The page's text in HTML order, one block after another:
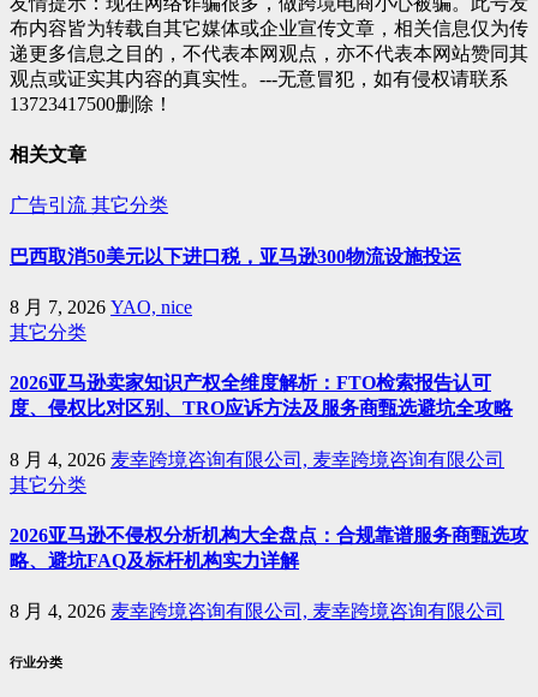
布内容皆为转载自其它媒体或企业宣传文章，相关信息仅为传
递更多信息之目的，不代表本网观点，亦不代表本网站赞同其
观点或证实其内容的真实性。---无意冒犯，如有侵权请联系
13723417500删除！
相关文章
广告引流 其它分类
巴西取消50美元以下进口税，亚马逊300物流设施投运
8 月 7, 2026 YAO, nice
其它分类
2026亚马逊卖家知识产权全维度解析：FTO检索报告认可
度、侵权比对区别、TRO应诉方法及服务商甄选避坑全攻略
8 月 4, 2026 麦幸跨境咨询有限公司, 麦幸跨境咨询有限公司
其它分类
2026亚马逊不侵权分析机构大全盘点：合规靠谱服务商甄选攻
略、避坑FAQ及标杆机构实力详解
8 月 4, 2026 麦幸跨境咨询有限公司, 麦幸跨境咨询有限公司
行业分类